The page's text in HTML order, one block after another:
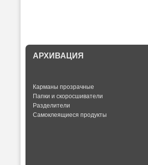
АРХИВАЦИЯ
Карманы прозрачные
Папки и скоросшиватели
Разделители
Самоклеящиеся продукты